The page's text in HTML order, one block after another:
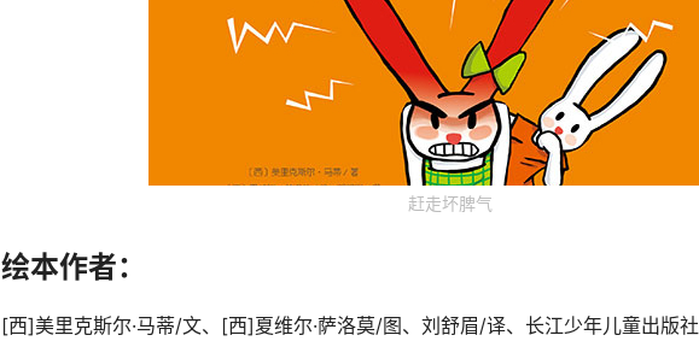
赶走坏脾气
绘本作者：
[西]美里克斯尔·马蒂/文、[西]夏维尔·萨洛莫/图、刘舒眉/译、长江少年儿童出版社